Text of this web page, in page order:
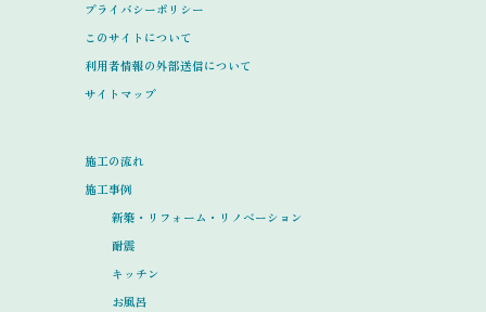
プライバシーポリシー
このサイトについて
利用者情報の外部送信について
サイトマップ
施工の流れ
施工事例
新築・リフォーム・リノベーション
耐震
キッチン
お風呂